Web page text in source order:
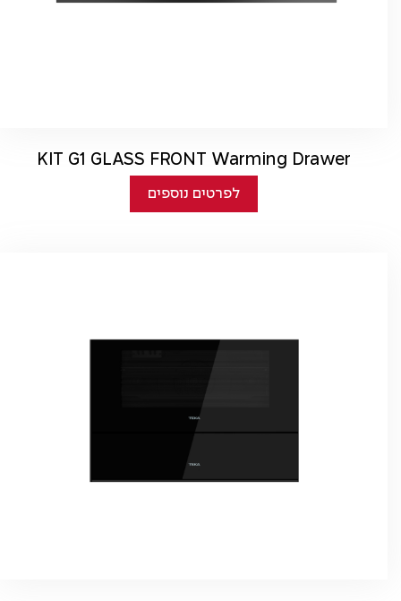
KIT G1 GLASS FRONT Warming Drawer
לפרטים נוספים